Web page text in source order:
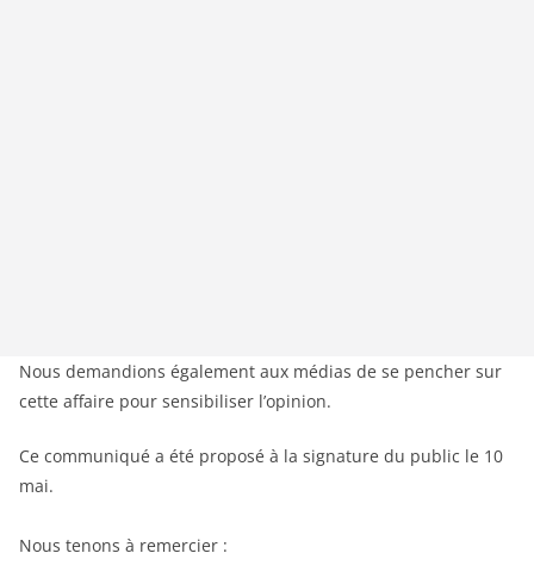
Nous demandions également aux médias de se pencher sur
cette affaire pour sensibiliser l’opinion.
Ce communiqué a été proposé à la signature du public le 10
mai.
Nous tenons à remercier :